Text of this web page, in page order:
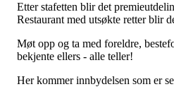
Etter stafetten blir det
Restaurant med utsøkte retter blir
Møt opp og ta med foreldre,
bekjente ellers - alle teller!
Her kommer innbydelsen som er